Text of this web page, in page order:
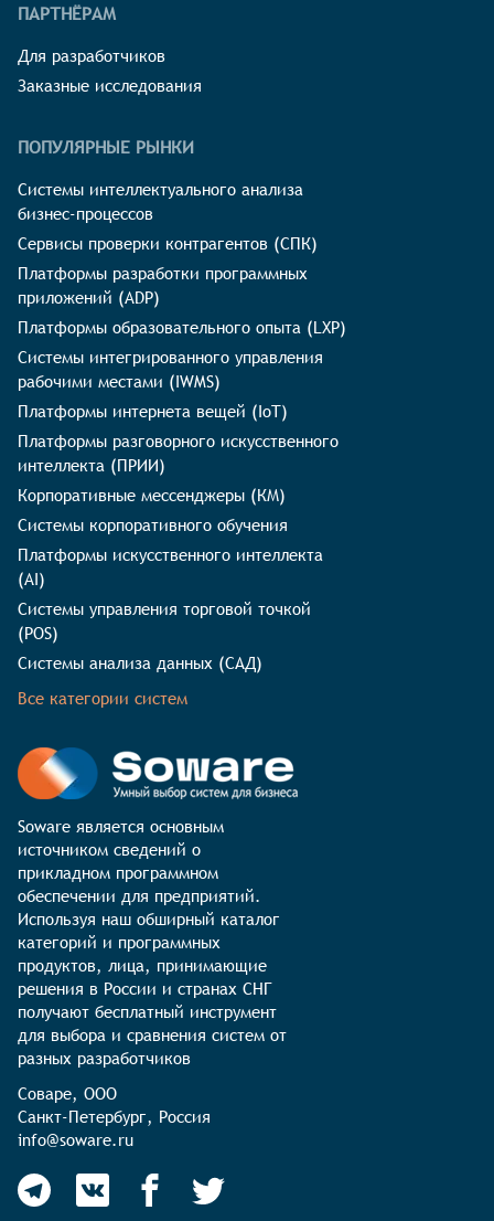
ПАРТНЁРАМ
Для разработчиков
Заказные исследования
ПОПУЛЯРНЫЕ РЫНКИ
Системы интеллектуального анализа
бизнес-процессов
Сервисы проверки контрагентов (СПК)
Платформы разработки программных
приложений (ADP)
Платформы образовательного опыта (LXP)
Системы интегрированного управления
рабочими местами (IWMS)
Платформы интернета вещей (IoT)
Платформы разговорного искусственного
интеллекта (ПРИИ)
Корпоративные мессенджеры (КМ)
Системы корпоративного обучения
Платформы искусственного интеллекта
(AI)
Системы управления торговой точкой
(POS)
Системы анализа данных (САД)
Все категории систем
Soware является основным
источником сведений о
прикладном программном
обеспечении для предприятий.
Используя наш обширный каталог
категорий и программных
продуктов, лица, принимающие
решения в России и странах СНГ
получают бесплатный инструмент
для выбора и сравнения систем от
разных разработчиков
Соваре, ООО
Санкт-Петербург, Россия
info@soware.ru